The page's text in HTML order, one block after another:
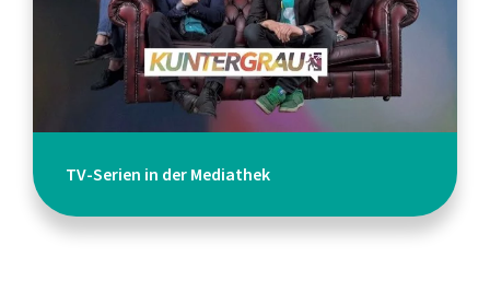
TV-Serien in der Mediathek